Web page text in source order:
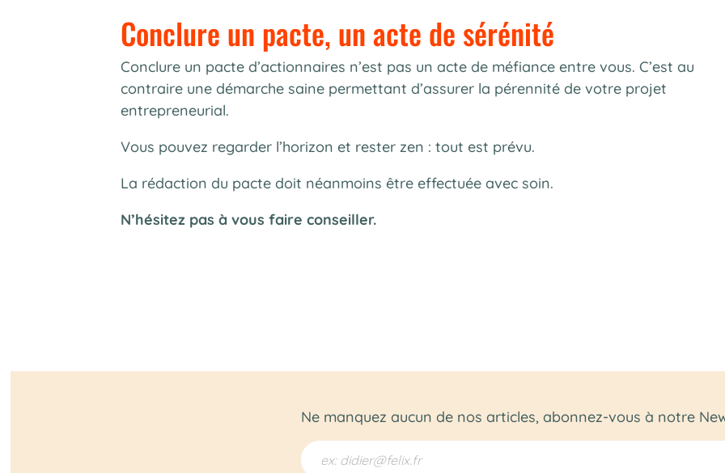
Conclure un pacte, un acte de sérénité
Conclure un pacte d’actionnaires n’est pas un acte de méfiance entre vous. C’est au
contraire une démarche saine permettant d’assurer la pérennité de votre projet
entrepreneurial.
Vous pouvez regarder l’horizon et rester zen : tout est prévu.
La rédaction du pacte doit néanmoins être effectuée avec soin.
N’hésitez pas à vous faire conseiller.
Ne manquez aucun de nos articles, abonnez-vous à notre